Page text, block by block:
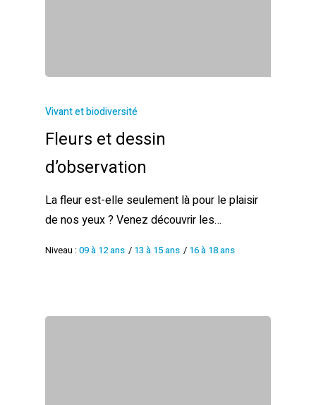
Vivant et biodiversité
Fleurs et dessin
d’observation
La fleur est-elle seulement là pour le plaisir
de nos yeux ? Venez découvrir les…
Niveau :09 à 12 ans / 13 à 15 ans / 16 à 18 ans